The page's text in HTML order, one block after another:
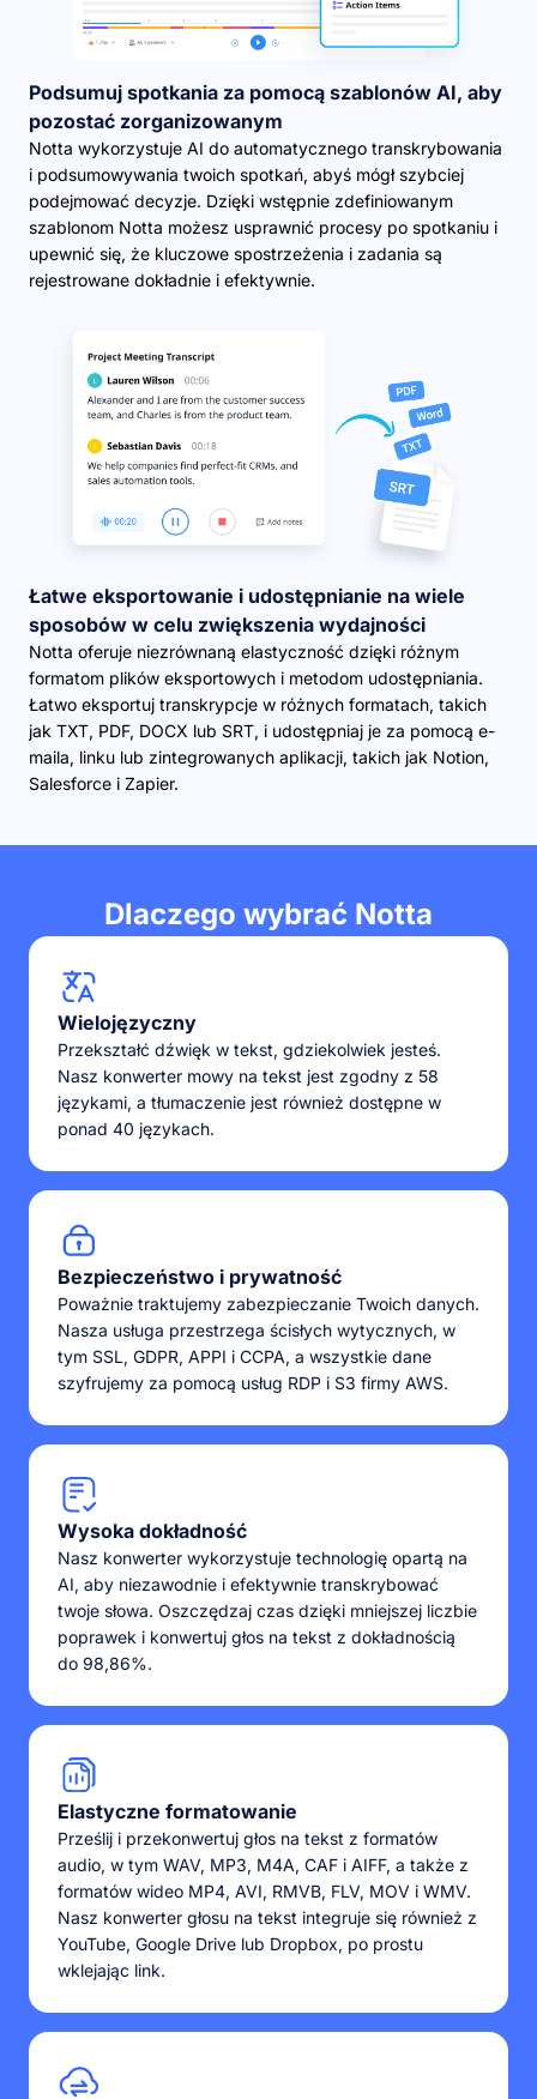
Podsumuj spotkania za pomocą szablonów AI, aby
pozostać zorganizowanym
Notta wykorzystuje AI do automatycznego transkrybowania
i podsumowywania twoich spotkań, abyś mógł szybciej
podejmować decyzje. Dzięki wstępnie zdefiniowanym
szablonom Notta możesz usprawnić procesy po spotkaniu i
upewnić się, że kluczowe spostrzeżenia i zadania są
rejestrowane dokładnie i efektywnie.
Łatwe eksportowanie i udostępnianie na wiele
sposobów w celu zwiększenia wydajności
Notta oferuje niezrównaną elastyczność dzięki różnym
formatom plików eksportowych i metodom udostępniania.
Łatwo eksportuj transkrypcje w różnych formatach, takich
jak TXT, PDF, DOCX lub SRT, i udostępniaj je za pomocą e-
maila, linku lub zintegrowanych aplikacji, takich jak Notion,
Salesforce i Zapier.
Dlaczego wybrać Notta
Wielojęzyczny
Przekształć dźwięk w tekst, gdziekolwiek jesteś.
Nasz konwerter mowy na tekst jest zgodny z 58
językami, a tłumaczenie jest również dostępne w
ponad 40 językach.
Bezpieczeństwo i prywatność
Poważnie traktujemy zabezpieczanie Twoich danych.
Nasza usługa przestrzega ścisłych wytycznych, w
tym SSL, GDPR, APPI i CCPA, a wszystkie dane
szyfrujemy za pomocą usług RDP i S3 firmy AWS.
Wysoka dokładność
Nasz konwerter wykorzystuje technologię opartą na
AI, aby niezawodnie i efektywnie transkrybować
twoje słowa. Oszczędzaj czas dzięki mniejszej liczbie
poprawek i konwertuj głos na tekst z dokładnością
do 98,86%.
Elastyczne formatowanie
Prześlij i przekonwertuj głos na tekst z formatów
audio, w tym WAV, MP3, M4A, CAF i AIFF, a także z
formatów wideo MP4, AVI, RMVB, FLV, MOV i WMV.
Nasz konwerter głosu na tekst integruje się również z
YouTube, Google Drive lub Dropbox, po prostu
wklejając link.